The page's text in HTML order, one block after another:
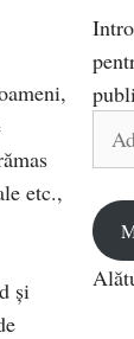
etc.,
şi